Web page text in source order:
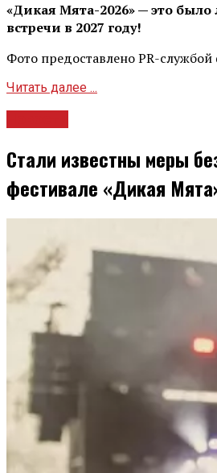
«Дикая Мята-2026» — это было
встречи в 2027 году!
Фото предоставлено PR-службой
Читать далее ...
Стали известны меры
фестивале «Дикая